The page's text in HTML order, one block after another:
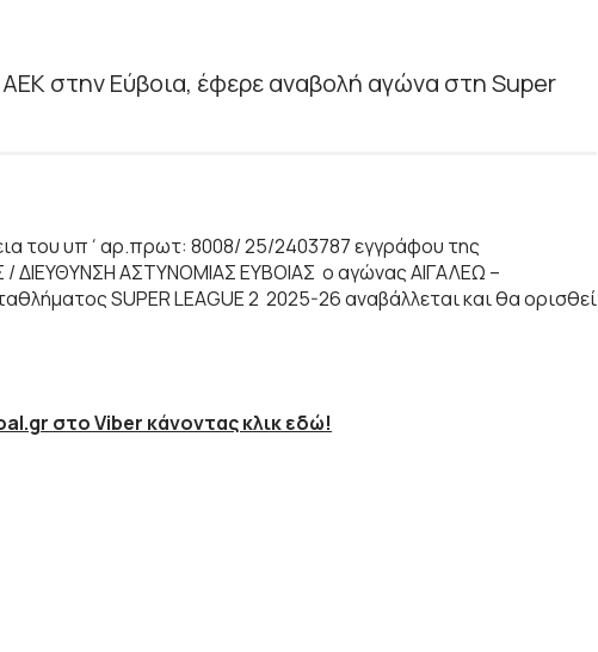
στην Εύβοια, έφερε αναβολή αγώνα στη Super
του υπ΄αρ.πρωτ: 8008/ 25/2403787 εγγράφου της
ΑΣΤΥΝΟΜΙΑΣ ΕΥΒΟΙΑΣ o αγώνας ΑΙΓΑΛΕΩ –
SUPER LEAGUE 2 2025-26 αναβάλλεται και θα ορισθεί
στο Viber κάνοντας κλικ εδώ!